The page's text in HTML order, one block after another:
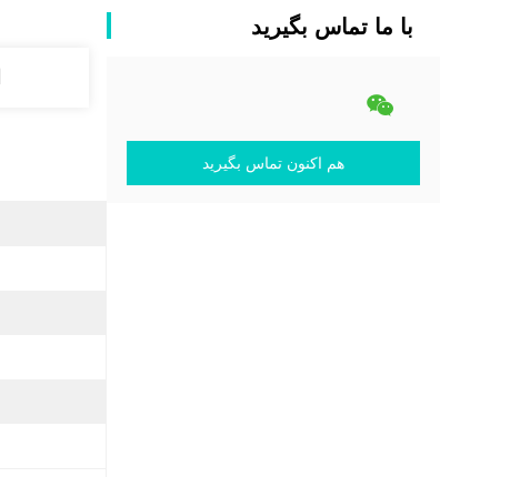
با ما تماس بگیرید
هم اکنون تماس بگیرید